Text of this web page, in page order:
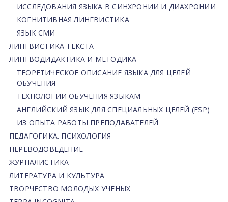
ИССЛЕДОВАНИЯ ЯЗЫКА В СИНХРОНИИ И ДИАХРОНИИ
КОГНИТИВНАЯ ЛИНГВИСТИКА
ЯЗЫК СМИ
ЛИНГВИСТИКА ТЕКСТА
ЛИНГВОДИДАКТИКА И МЕТОДИКА
ТЕОРЕТИЧЕСКОЕ ОПИСАНИЕ ЯЗЫКА ДЛЯ ЦЕЛЕЙ
ОБУЧЕНИЯ
ТЕХНОЛОГИИ ОБУЧЕНИЯ ЯЗЫКАМ
АНГЛИЙСКИЙ ЯЗЫК ДЛЯ СПЕЦИАЛЬНЫХ ЦЕЛЕЙ (ESP)
ИЗ ОПЫТА РАБОТЫ ПРЕПОДАВАТЕЛЕЙ
ПЕДАГОГИКА. ПСИХОЛОГИЯ
ПЕРЕВОДОВЕДЕНИЕ
ЖУРНАЛИСТИКА
ЛИТЕРАТУРА И КУЛЬТУРА
ТВОРЧЕСТВО МОЛОДЫХ УЧЕНЫХ